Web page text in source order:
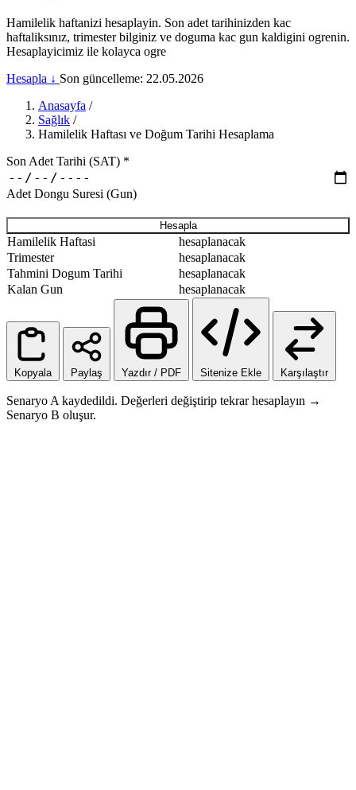
Hamilelik haftanizi hesaplayin. Son adet tarihinizden kac
haftaliksınız, trimester bilginiz ve doguma kac gun kaldigini ogrenin.
Hesaplayicimiz ile kolayca ogre
Hesapla ↓ Son güncelleme: 22.05.2026
Anasayfa /
Sağlık /
Hamilelik Haftası ve Doğum Tarihi Hesaplama
Son Adet Tarihi (SAT) *
Adet Dongu Suresi (Gun)
Hesapla
Hamilelik Haftasi
hesaplanacak
Trimester
hesaplanacak
Tahmini Dogum Tarihi
hesaplanacak
Kalan Gun
hesaplanacak
Kopyala Paylaş Yazdır / PDF Sitenize Ekle Karşılaştır
Senaryo A kaydedildi. Değerleri değiştirip tekrar hesaplayın →
Senaryo B oluşur.